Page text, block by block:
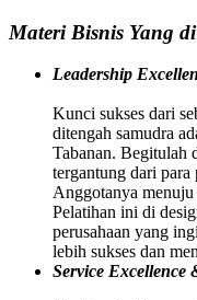
Materi Bisnis Yang
Leadership
Kunci sukses dari
ditengah samudra
Tabanan. Begitulah
tergantung dari
Anggotanya menuju
Pelatihan ini di
perusahaan yang
lebih sukses dan
Service Excellence